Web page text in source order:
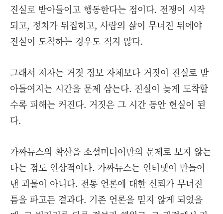
진실로 받아들이고 행동한다는 점이다. 전쟁이 시작
되고, 정치가 뒤집히고, 사람의 삶이 무너진 뒤에야
진실이 도착하는 경우도 적지 않다.
그래서 저자는 거짓 정보 자체보다 거짓이 진실로 받
아들여지는 시간을 문제 삼는다. 진실이 늦게 도착할
수록 피해는 커진다. 거짓은 그 시간 동안 현실이 된
다.
가짜뉴스의 확산을 소셜미디어만의 문제로 보지 않는
다는 점도 인상적이다. 가짜뉴스는 인터넷이 만들어
낸 괴물이 아니다. 전통 언론에 대한 신뢰가 무너진
틈을 파고든 결과다. 기존 언론을 믿지 않게 되었을